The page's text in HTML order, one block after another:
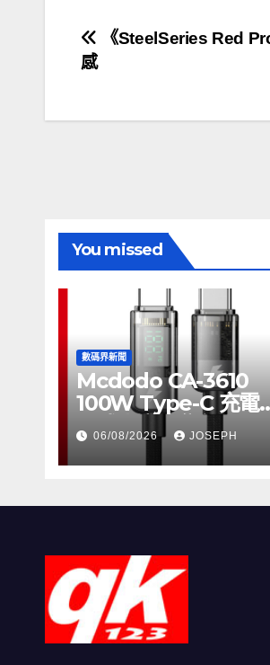
文
章
導
《SteelSeries Red
感
You missed
數碼界新聞
Mcdodo CA-3610
100W Type-C 充電
正式上市，售價
HK$115
06/08/2026 JOSEPH